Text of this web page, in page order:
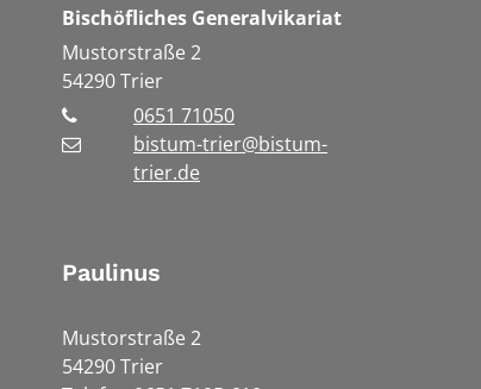
Bischöfliches Generalvikariat
Mustorstraße 2
54290Trier
0651 71050
bistum-trier@bistum-
trier.de
Paulinus
Mustorstraße 2
54290 Trier